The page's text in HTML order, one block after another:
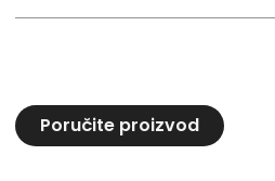
Poručite proizvod